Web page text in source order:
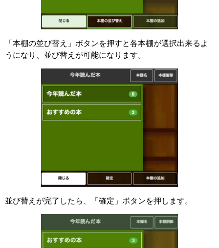
「本棚の並び替え」ボタンを押すと各本棚が選択出来るよ
うになり、並び替えが可能になります。
並び替えが完了したら、「確定」ボタンを押します。